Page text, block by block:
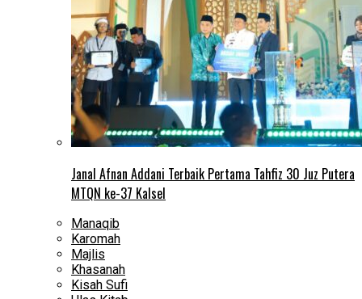
Janal Afnan Addani Terbaik Pertama Tahfiz 30 Juz Putera
MTQN ke-37 Kalsel
Manaqib
Karomah
Majlis
Khasanah
Kisah Sufi